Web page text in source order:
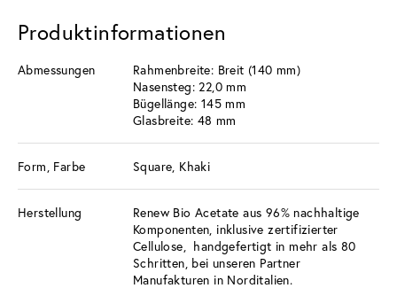
Produktinformationen
Abmessungen
Rahmenbreite: Breit (140 mm)
Nasensteg: 22,0 mm
Bügellänge: 145 mm
Glasbreite: 48 mm
Form, Farbe Square, Khaki
Herstellung
Renew Bio Acetate aus 96% nachhaltige
Komponenten, inklusive zertifizierter
Cellulose, handgefertigt in mehr als 80
Schritten, bei unseren Partner
Manufakturen in Norditalien.